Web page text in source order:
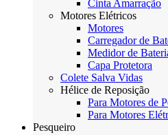
Cinta Amarração
Motores Elétricos
Motores
Carregador de
Medidor de
Capa Protetora
Colete Salva Vidas
Hélice de Reposição
Para Motores de
Para Motores
Pesqueiro